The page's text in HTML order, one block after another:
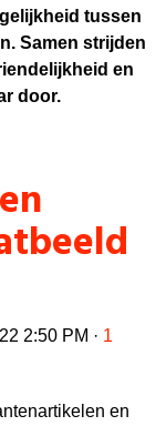
tussen
Samen strijden
en
door.
2:50 PM · 1
en